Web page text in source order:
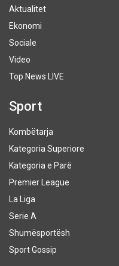
Aktualitet
Ekonomi
Sociale
Video
Top News LIVE
Sport
Kombëtarja
Kategoria Superiore
Kategoria e Parë
Premier League
La Liga
Serie A
Shumësportësh
Sport Gossip